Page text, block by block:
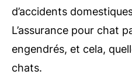
d’accidents
L’assurance pour chat
engendrés, et cela,
chats.